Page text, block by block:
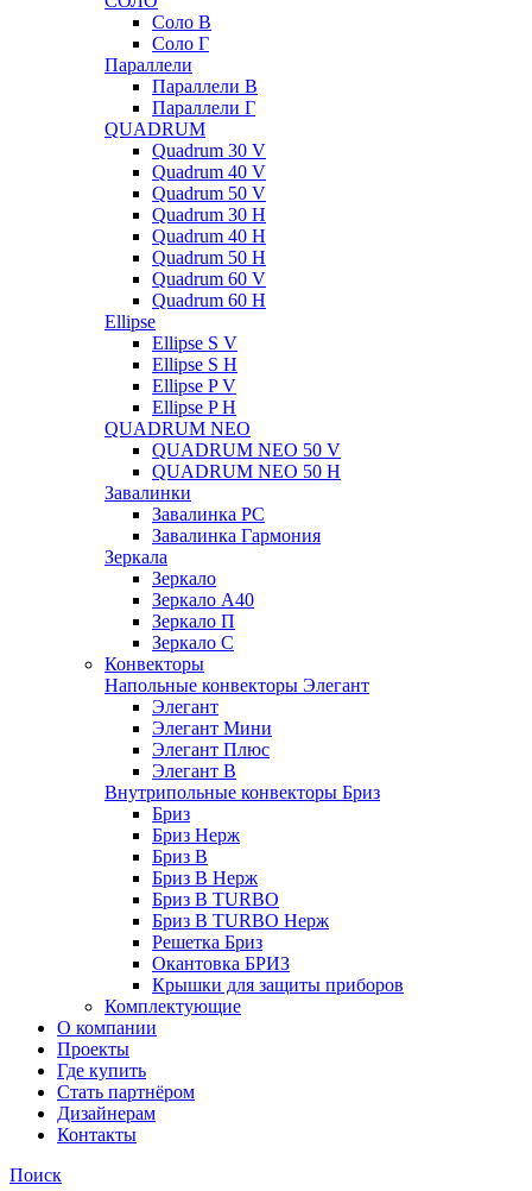
Соло В
Соло Г
Параллели
Параллели В
Параллели Г
QUADRUM
Quadrum 30 V
Quadrum 40 V
Quadrum 50 V
Quadrum 30 H
Quadrum 40 H
Quadrum 50 H
Quadrum 60 V
Quadrum 60 H
Ellipse
Ellipse S V
Ellipse S H
Ellipse P V
Ellipse P H
QUADRUM NEO
QUADRUM NEO 50 V
QUADRUM NEO 50 H
Завалинки
Завалинка РС
Завалинка Гармония
Зеркала
Зеркало
Зеркало А40
Зеркало П
Зеркало С
Конвекторы
Напольные конвекторы Элегант
Элегант
Элегант Мини
Элегант Плюс
Элегант В
Внутрипольные конвекторы Бриз
Бриз
Бриз Нерж
Бриз В
Бриз В Нерж
Бриз В TURBO
Бриз В TURBO Нерж
Решетка Бриз
Окантовка БРИЗ
Крышки для защиты приборов
Комплектующие
О компании
Проекты
Где купить
Стать партнёром
Дизайнерам
Контакты
Поиск